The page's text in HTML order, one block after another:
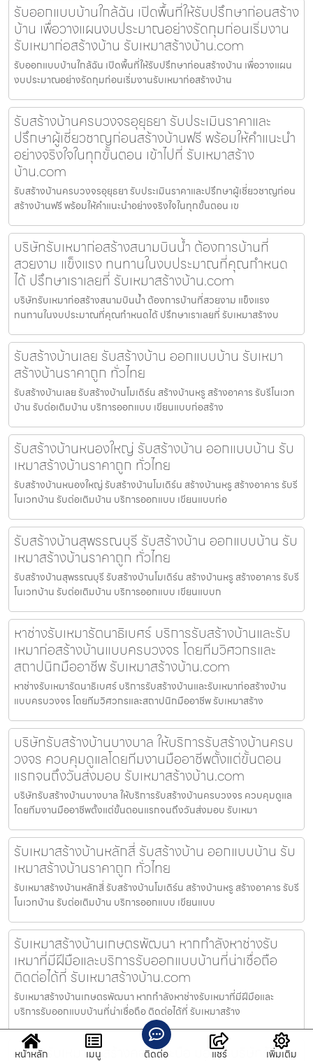
รับออกแบบบ้านใกล้ฉัน เปิดพื้นที่ให้รับปรึกษาก่อนสร้าง
บ้าน เพื่อวางแผนงบประมาณอย่างรัดกุมก่อนเริ่มงาน
รับเหมาก่อสร้างบ้าน รับเหมาสร้างบ้าน.com
รับออกแบบบ้านใกล้ฉัน เปิดพื้นที่ให้รับปรึกษาก่อนสร้างบ้าน เพื่อวางแผน
งบประมาณอย่างรัดกุมก่อนเริ่มงานรับเหมาก่อสร้างบ้าน
รับสร้างบ้านครบวงจรอุยุธยา รับประเมินราคาและ
ปรึกษาผู้เชี่ยวชาญก่อนสร้างบ้านฟรี พร้อมให้คำแนะนำ
อย่างจริงใจในทุกขั้นตอน เข้าไปที่ รับเหมาสร้าง
บ้าน.com
รับสร้างบ้านครบวงจรอุยุธยา รับประเมินราคาและปรึกษาผู้เชี่ยวชาญก่อน
สร้างบ้านฟรี พร้อมให้คำแนะนำอย่างจริงใจในทุกขั้นตอน เข
บริษัทรับเหมาก่อสร้างสนามบินน้ำ ต้องการบ้านที่
สวยงาม แข็งแรง ทนทานในงบประมาณที่คุณกำหนด
ได้ ปรึกษาเราเลยที่ รับเหมาสร้างบ้าน.com
บริษัทรับเหมาก่อสร้างสนามบินน้ำ ต้องการบ้านที่สวยงาม แข็งแรง
ทนทานในงบประมาณที่คุณกำหนดได้ ปรึกษาเราเลยที่ รับเหมาสร้างบ
รับสร้างบ้านเลย รับสร้างบ้าน ออกแบบบ้าน รับเหมา
สร้างบ้านราคาถูก ทั่วไทย
รับสร้างบ้านเลย รับสร้างบ้านโมเดิร์น สร้างบ้านหรู สร้างอาคาร รับรีโนเวท
บ้าน รับต่อเติมบ้าน บริการออกแบบ เขียนแบบก่อสร้าง
รับสร้างบ้านหนองใหญ่ รับสร้างบ้าน ออกแบบบ้าน รับ
เหมาสร้างบ้านราคาถูก ทั่วไทย
รับสร้างบ้านหนองใหญ่ รับสร้างบ้านโมเดิร์น สร้างบ้านหรู สร้างอาคาร รับรี
โนเวทบ้าน รับต่อเติมบ้าน บริการออกแบบ เขียนแบบก่อ
รับสร้างบ้านสุพรรณบุรี รับสร้างบ้าน ออกแบบบ้าน รับ
เหมาสร้างบ้านราคาถูก ทั่วไทย
รับสร้างบ้านสุพรรณบุรี รับสร้างบ้านโมเดิร์น สร้างบ้านหรู สร้างอาคาร รับรี
โนเวทบ้าน รับต่อเติมบ้าน บริการออกแบบ เขียนแบบก
หาช่างรับเหมารัตนาธิเบศร์ บริการรับสร้างบ้านและรับ
เหมาก่อสร้างบ้านแบบครบวงจร โดยทีมวิศวกรและ
สถาปนิกมืออาชีพ รับเหมาสร้างบ้าน.com
หาช่างรับเหมารัตนาธิเบศร์ บริการรับสร้างบ้านและรับเหมาก่อสร้างบ้าน
แบบครบวงจร โดยทีมวิศวกรและสถาปนิกมืออาชีพ รับเหมาสร้าง
บริษัทรับสร้างบ้านบางบาล ให้บริการรับสร้างบ้านครบ
วงจร ควบคุมดูแลโดยทีมงานมืออาชีพตั้งแต่ขั้นตอน
แรกจนถึงวันส่งมอบ รับเหมาสร้างบ้าน.com
บริษัทรับสร้างบ้านบางบาล ให้บริการรับสร้างบ้านครบวงจร ควบคุมดูแล
โดยทีมงานมืออาชีพตั้งแต่ขั้นตอนแรกจนถึงวันส่งมอบ รับเหมา
รับเหมาสร้างบ้านหลักสี่ รับสร้างบ้าน ออกแบบบ้าน รับ
เหมาสร้างบ้านราคาถูก ทั่วไทย
รับเหมาสร้างบ้านหลักสี่ รับสร้างบ้านโมเดิร์น สร้างบ้านหรู สร้างอาคาร รับรี
โนเวทบ้าน รับต่อเติมบ้าน บริการออกแบบ เขียนแบบ
รับเหมาสร้างบ้านเกษตรพัฒนา หากกำลังหาช่างรับ
เหมาที่มีฝีมือและบริการรับออกแบบบ้านที่น่าเชื่อถือ
ติดต่อได้ที่ รับเหมาสร้างบ้าน.com
รับเหมาสร้างบ้านเกษตรพัฒนา หากกำลังหาช่างรับเหมาที่มีฝีมือและ
บริการรับออกแบบบ้านที่น่าเชื่อถือ ติดต่อได้ที่ รับเหมาสร้าง
บริษัทรับเหมาก่อสร้างคอกกระบือ มองหาบริษัทรับ
หน้าหลัก เมนู ติดต่อ แชร์ เพิ่มเติม